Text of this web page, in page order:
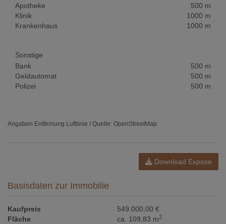
Apotheke
500 m
Klinik
1000 m
Krankenhaus
1000 m
Sonstige
Bank
500 m
Geldautomat
500 m
Polizei
500 m
Angaben Entfernung Luftlinie / Quelle: OpenStreetMap
Download Expose
Basisdaten zur Immobilie
Kaufpreis
549.000,00 €
Fläche
ca. 109,83 m2